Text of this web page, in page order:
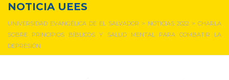
NOTICIA UEES
UNIVERSIDAD EVANGÉLICA DE EL SALVADOR > NOTICIAS 2022 > CHARLA
SOBRE PRINCIPIOS BÍBLICOS Y SALUD MENTAL PARA COMBATIR LA
DEPRESIÓN